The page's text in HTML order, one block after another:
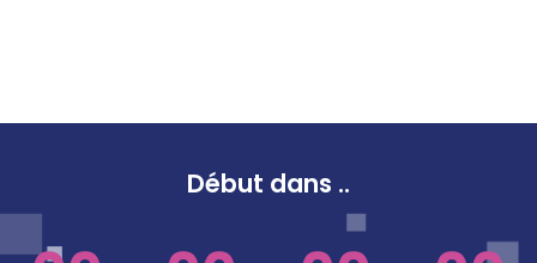
Début dans ..